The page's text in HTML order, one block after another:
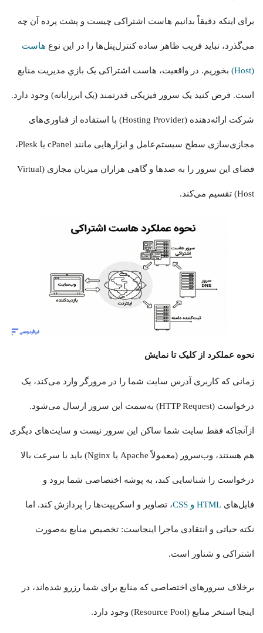
برای اینکه دقیقاً بدانیم هاست اشتراکی چیست و پشت پرده آن چه
می‌گذرد، نباید فریب ظاهر ساده‌ کنترل‌پنل‌ها را در این نوع هاست
(Host) بخوریم. در واقعیت، هاست اشتراکی یک بازیِ مدیریت منابع
است. فرض کنید یک سرور فیزیکی قدرتمند (یک ابررایانه) وجود دارد.
شرکت ارائه‌دهنده (Hosting Provider) با استفاده از فناوری‌های
مجازی‌سازی سطح سیستم‌عامل و ابزارهایی مانند cPanel یا Plesk،
فضای این سرور را به صدها و گاهی هزاران میزبان مجازی (Virtual
Host) تقسیم می‌کند.
نحوه عملکرد از کلیک تا نمایش
زمانی که کاربری آدرس سایت شما را در مرورگر وارد می‌کند، یک
درخواست (HTTP Request) به‌سمت این سرور ارسال می‌شود.
ازآنجاکه فقط سایت شما ساکن این سرور نیست و سایت‌های دیگری
هم هستند، وب‌سرور (معمولاً Apache یا Nginx) باید با سرعت بالا
درخواست را شناسایی کند، به پوشه اختصاصی شما برود و
فایل‌های ، تصاویر و اسکریپت‌ها را پردازش کند. اما
نکته حیاتی و انتقادی ماجرا اینجاست: تخصیص منابع به‌صورت
اشتراکی و شناور است.
برخلاف سرورهای اختصاصی که منابع برای شما رزرو شده‌اند، در
اینجا استخر منابع (Resource Pool) وجود دارد.